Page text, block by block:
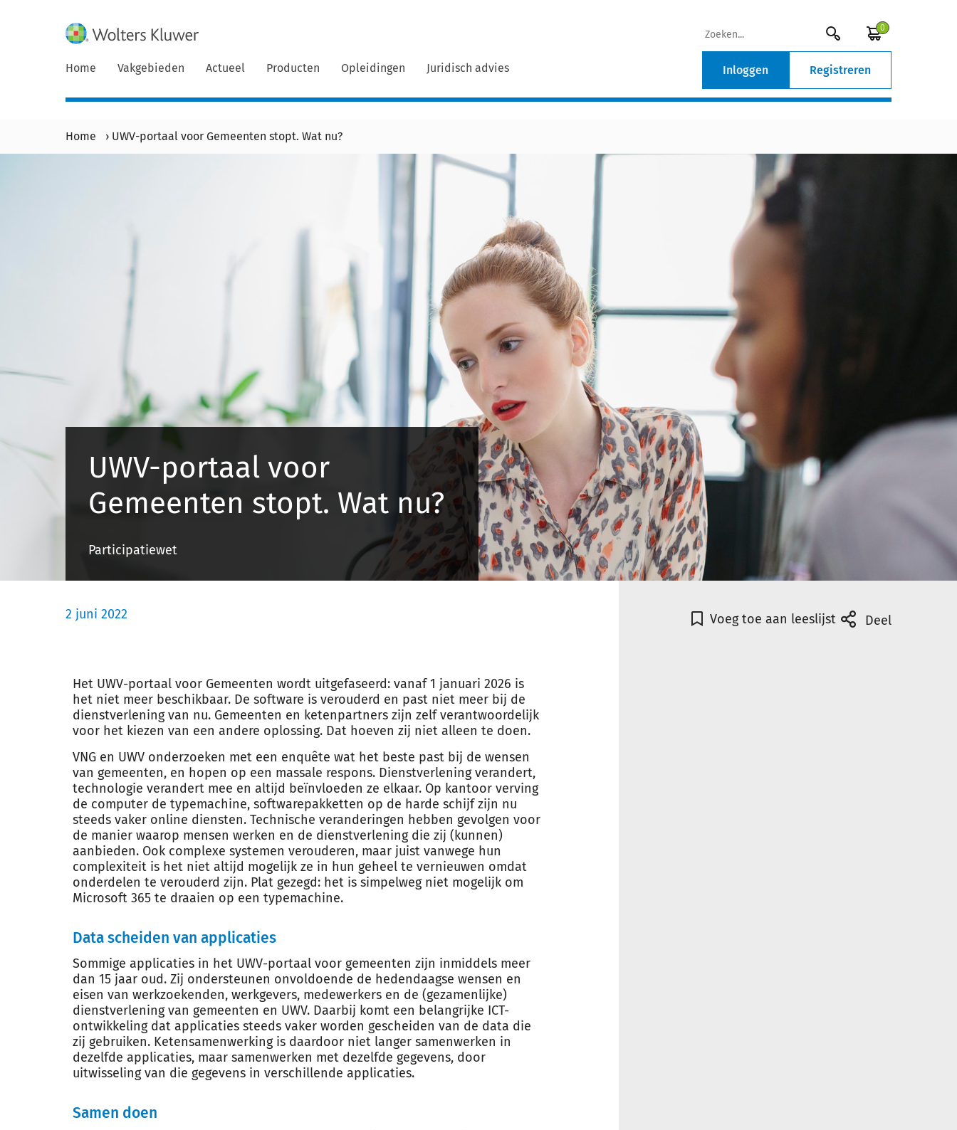
0
Home Vakgebieden Actueel Producten Opleidingen Juridisch advies Inloggen Registreren
Home › UWV-portaal voor Gemeenten stopt. Wat nu?
UWV-portaal voor
Gemeenten stopt. Wat nu?
Participatiewet
2 juni 2022
Het UWV-portaal voor Gemeenten wordt uitgefaseerd: vanaf 1 januari 2026 is
het niet meer beschikbaar. De software is verouderd en past niet meer bij de
dienstverlening van nu. Gemeenten en ketenpartners zijn zelf verantwoordelijk
voor het kiezen van een andere oplossing. Dat hoeven zij niet alleen te doen.
VNG en UWV onderzoeken met een enquête wat het beste past bij de wensen
van gemeenten, en hopen op een massale respons. Dienstverlening verandert,
technologie verandert mee en altijd beïnvloeden ze elkaar. Op kantoor verving
de computer de typemachine, softwarepakketten op de harde schijf zijn nu
steeds vaker online diensten. Technische veranderingen hebben gevolgen voor
de manier waarop mensen werken en de dienstverlening die zij (kunnen)
aanbieden. Ook complexe systemen verouderen, maar juist vanwege hun
complexiteit is het niet altijd mogelijk ze in hun geheel te vernieuwen omdat
onderdelen te verouderd zijn. Plat gezegd: het is simpelweg niet mogelijk om
Microsoft 365 te draaien op een typemachine.
Data scheiden van applicaties
Sommige applicaties in het UWV-portaal voor gemeenten zijn inmiddels meer
dan 15 jaar oud. Zij ondersteunen onvoldoende de hedendaagse wensen en
eisen van werkzoekenden, werkgevers, medewerkers en de (gezamenlijke)
dienstverlening van gemeenten en UWV. Daarbij komt een belangrijke ICT-
ontwikkeling dat applicaties steeds vaker worden gescheiden van de data die
zij gebruiken. Ketensamenwerking is daardoor niet langer samenwerken in
dezelfde applicaties, maar samenwerken met dezelfde gegevens, door
uitwisseling van die gegevens in verschillende applicaties.
Samen doen
Voeg toe aan leeslijst Deel